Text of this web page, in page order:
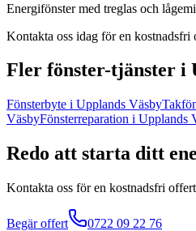
Energifönster med treglas och
Kontakta oss idag för en kostnadsfri
Fler fönster-tjänster i
Fönsterbyte i Upplands Väsby
VäsbyFönsterreparation i Upplands
Redo att starta ditt
Kontakta oss för en kostnadsfri
Begär offert 0722 09 22 76